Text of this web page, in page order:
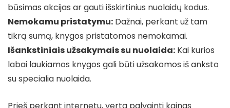
būsimas akcijas ar gauti išskirtinius nuolaidų kodus.
Nemokamu pristatymu: Dažnai, perkant už tam
tikrą sumą, knygos pristatomos nemokamai.
Išankstiniais užsakymais su nuolaida: Kai kurios
labai laukiamos knygos gali būti užsakomos iš anksto
su specialia nuolaida.